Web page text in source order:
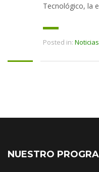
Tecnológico, la
Posted in: Noticias
NUESTRO